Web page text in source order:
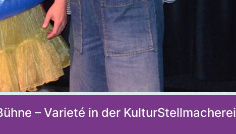
– Varieté in der KulturStellmacherei